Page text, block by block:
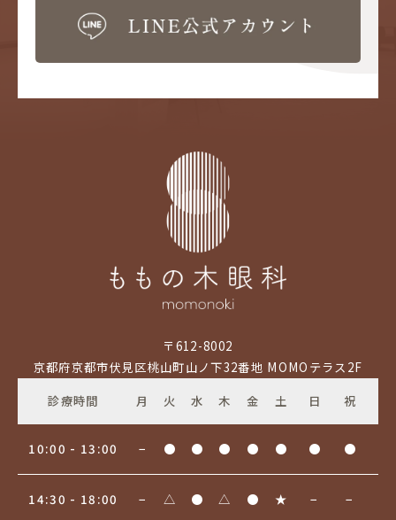
〒612-8002
京都府京都市伏見区桃山町山ノ下32番地 MOMOテラス2F
診療時間 月 火 水 木 金 土 日 祝
10:00 - 13:00 − ● ● ● ● ● ● ●
14:30 - 18:00 − △ ● △ ● ★ − −